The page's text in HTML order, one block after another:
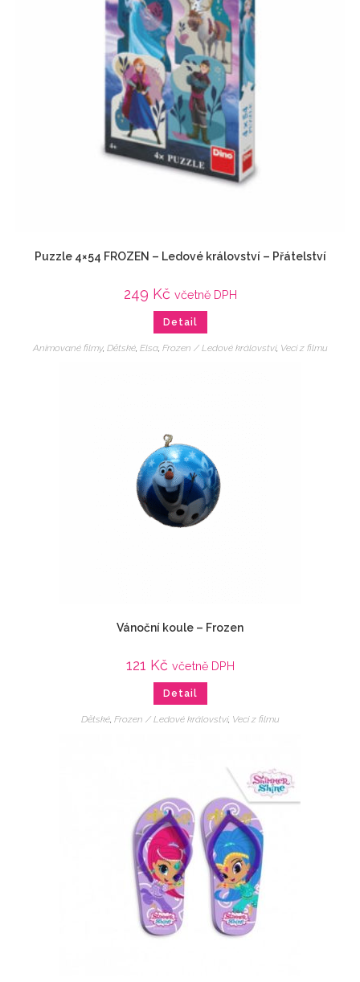
Puzzle 4×54 FROZEN – Ledové království – Přátelství
249 Kč včetně DPH
Detail
Animované filmy, Dětské, Elsa, Frozen / Ledové království, Veci z filmu
Vánoční koule – Frozen
121 Kč včetně DPH
Detail
Dětské, Frozen / Ledové království, Veci z filmu